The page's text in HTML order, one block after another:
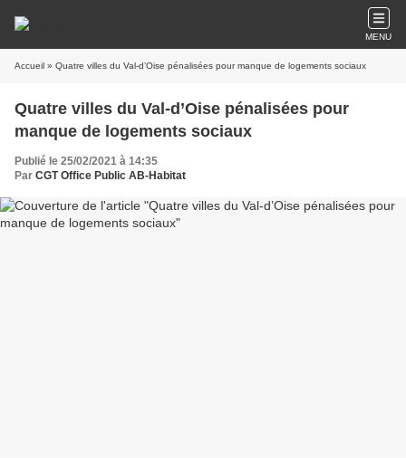
MENU
Accueil » Quatre villes du Val-d’Oise pénalisées pour manque de logements sociaux
Quatre villes du Val-d’Oise pénalisées pour
manque de logements sociaux
Publié le 25/02/2021 à 14:35
Par CGT Office Public AB-Habitat